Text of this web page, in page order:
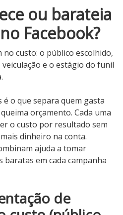
ou barateia
Facebook?
no custo: o público escolhido,
e o estágio do funil
é o que separa quem gasta
orçamento. Cada uma
o custo por resultado sem
dinheiro na conta.
ajuda a tomar
baratas em cada campanha
de